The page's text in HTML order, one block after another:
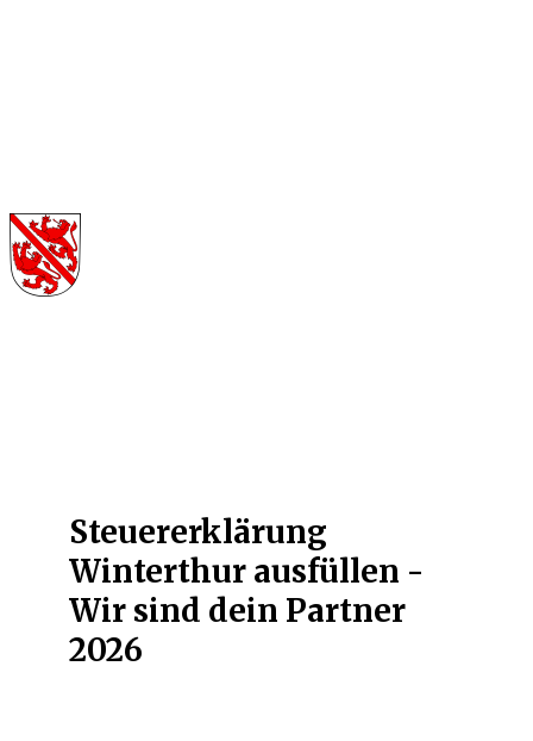
Steuererklärung
Winterthur ausfüllen -
Wir sind dein Partner
2026